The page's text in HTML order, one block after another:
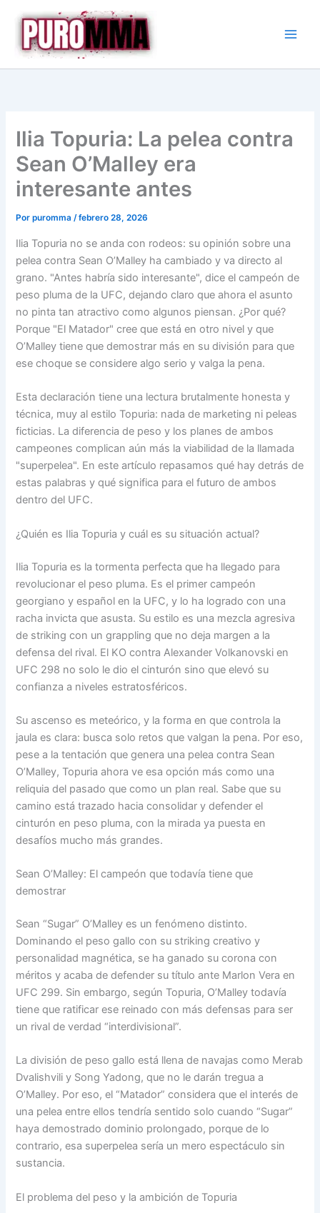
contenido
Ilia Topuria: La pelea contra
Sean O’Malley era
interesante antes
Porpuromma/febrero 28, 2026
Ilia Topuria no se anda con rodeos: su opinión sobre una
pelea contra Sean O’Malley ha cambiado y va directo al
grano. "Antes habría sido interesante", dice el campeón de
peso pluma de la UFC, dejando claro que ahora el asunto
no pinta tan atractivo como algunos piensan. ¿Por qué?
Porque "El Matador" cree que está en otro nivel y que
O’Malley tiene que demostrar más en su división para que
ese choque se considere algo serio y valga la pena.
Esta declaración tiene una lectura brutalmente honesta y
técnica, muy al estilo Topuria: nada de marketing ni peleas
ficticias. La diferencia de peso y los planes de ambos
campeones complican aún más la viabilidad de la llamada
"superpelea". En este artículo repasamos qué hay detrás de
estas palabras y qué significa para el futuro de ambos
dentro del UFC.
¿Quién es Ilia Topuria y cuál es su situación actual?
Ilia Topuria es la tormenta perfecta que ha llegado para
revolucionar el peso pluma. Es el primer campeón
georgiano y español en la UFC, y lo ha logrado con una
racha invicta que asusta. Su estilo es una mezcla agresiva
de striking con un grappling que no deja margen a la
defensa del rival. El KO contra Alexander Volkanovski en
UFC 298 no solo le dio el cinturón sino que elevó su
confianza a niveles estratosféricos.
Su ascenso es meteórico, y la forma en que controla la
jaula es clara: busca solo retos que valgan la pena. Por eso,
pese a la tentación que genera una pelea contra Sean
O’Malley, Topuria ahora ve esa opción más como una
reliquia del pasado que como un plan real. Sabe que su
camino está trazado hacia consolidar y defender el
cinturón en peso pluma, con la mirada ya puesta en
desafíos mucho más grandes.
Sean O’Malley: El campeón que todavía tiene que
demostrar
Sean “Sugar” O’Malley es un fenómeno distinto.
Dominando el peso gallo con su striking creativo y
personalidad magnética, se ha ganado su corona con
méritos y acaba de defender su título ante Marlon Vera en
UFC 299. Sin embargo, según Topuria, O’Malley todavía
tiene que ratificar ese reinado con más defensas para ser
un rival de verdad “interdivisional”.
La división de peso gallo está llena de navajas como Merab
Dvalishvili y Song Yadong, que no le darán tregua a
O’Malley. Por eso, el “Matador” considera que el interés de
una pelea entre ellos tendría sentido solo cuando “Sugar”
haya demostrado dominio prolongado, porque de lo
contrario, esa superpelea sería un mero espectáculo sin
sustancia.
El problema del peso y la ambición de Topuria